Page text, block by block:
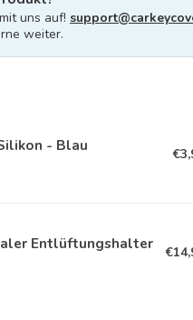
uns auf!
weiter.
- Blau
Entlüftungshalter